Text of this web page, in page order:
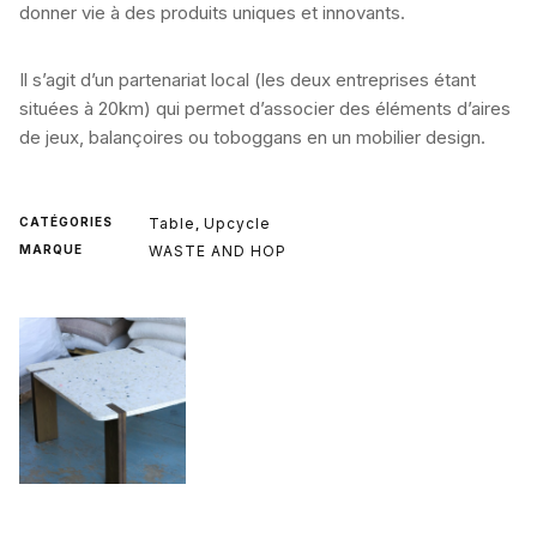
donner vie à des produits uniques et innovants.
Il s’agit d’un partenariat local (les deux entreprises étant
situées à 20km) qui permet d’associer des éléments d’aires
de jeux, balançoires ou toboggans en un mobilier design.
CATÉGORIES Table Upcycle
MARQUE WASTE AND HOP